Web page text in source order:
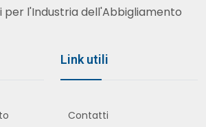
l'Industria dell'Abbigliamento
Link utili
Contatti